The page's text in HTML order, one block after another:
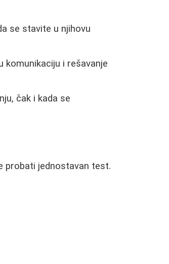
se stavite u njihovu
komunikaciju i rešavanje
čak i kada se
probati jednostavan test.